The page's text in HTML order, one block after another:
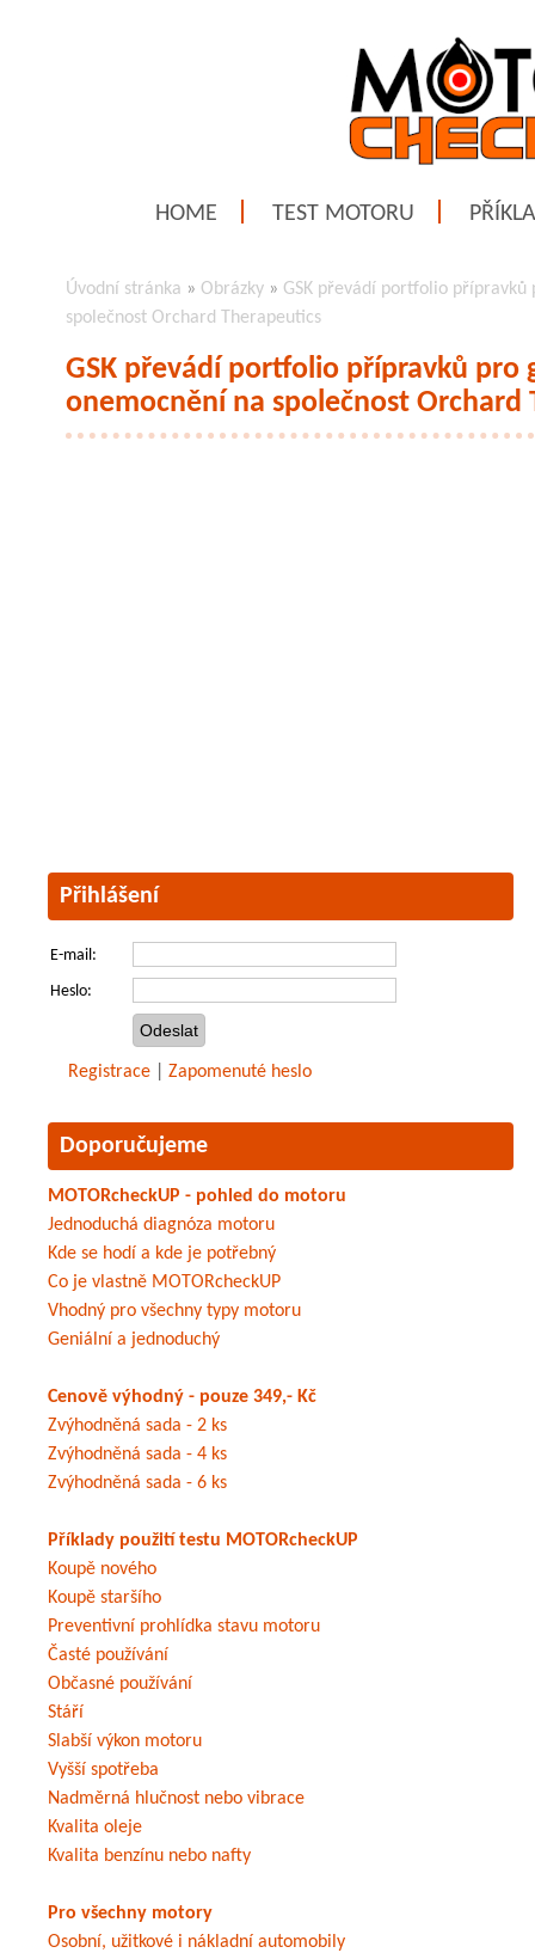
HOME TEST MOTORU
Úvodní stránka » Obrázky » GSK převádí portfolio
společnost Orchard Therapeutics
GSK převádí portfolio přípravků pro
onemocnění na společnost Orchard
Přihlášení
E-mail:
Heslo:
Registrace Zapomenuté heslo
Doporučujeme
MOTORcheckUP - pohled do motoru
Jednoduchá diagnóza motoru
Kde se hodí a kde je potřebný
Co je vlastně MOTORcheckUP
Vhodný pro všechny typy motoru
Geniální a jednoduchý
Cenově výhodný - pouze 349,- Kč
Zvýhodněná sada - 2 ks
Zvýhodněná sada - 4 ks
Zvýhodněná sada - 6 ks
Příklady použití testu MOTORcheckUP
Koupě nového
Koupě staršího
Preventivní prohlídka stavu motoru
Časté používání
Občasné používání
Stáří
Slabší výkon motoru
Vyšší spotřeba
Nadměrná hlučnost nebo vibrace
Kvalita oleje
Kvalita benzínu nebo nafty
Pro všechny motory
Osobní, užitkové i nákladní automobily